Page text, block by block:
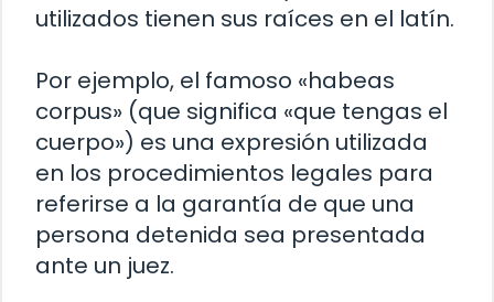
utilizados tienen sus raíces en el latín.
Por ejemplo, el famoso «habeas
corpus» (que significa «que tengas el
cuerpo») es una expresión utilizada
en los procedimientos legales para
referirse a la garantía de que una
persona detenida sea presentada
ante un juez.